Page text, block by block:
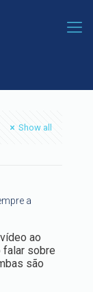
Show all
a
ao
falar sobre
são